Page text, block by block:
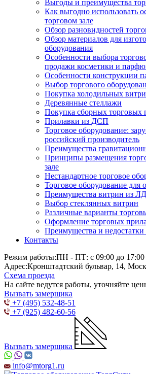
Выгоды и преимущества
Как выгодно использовать
торговом зале
Обзор разновидностей
Обзор материалов для
оборудования
Особенности выбора
продажи косметики и
Особенности конструкции
Выбор торгового
Покупка холодильных
Деревянные стеллажи
Покупка сборных торговых
Прилавки из ДСП
Торговое оборудование:
российский производитель
Преимущества
Принципы размещения
зале
Нестандартное торговое
Торговое оборудование для
Преимущества витрин из
Выбор стеклянных витрин
Различные варианты
Оформление торговых
Преимущества и
Контакты
Режим работы:ПН - ПТ: с 09:00 до
Адрес:Кронштадтский бульвар, 14,
Схема проезда
На сайте ведутся работы, уточняйте
Вызвать замерщика
+7 (495) 532-48-51
+7 (925) 482-60-56
Вызвать замерщика
info@mtorg1.ru